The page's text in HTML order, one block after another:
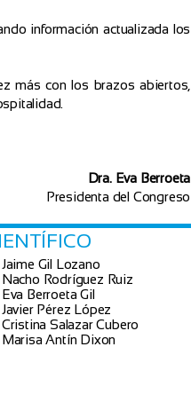
información actualizada los
más con los brazos abiertos,
Dra. Eva Berroeta
Presidenta del Congreso
Jaime Gil Lozano
Nacho Rodríguez Ruiz
Eva Berroeta Gil
Javier Pérez López
Cristina Salazar Cubero
Marisa Antín Dixon